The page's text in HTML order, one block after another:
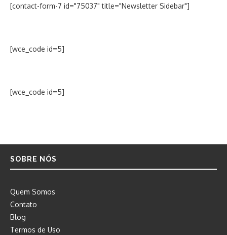
[contact-form-7 id="75037" title="Newsletter Sidebar"]
[wce_code id=5]
[wce_code id=5]
SOBRE NÓS
Quem Somos
Contato
Blog
Termos de Uso